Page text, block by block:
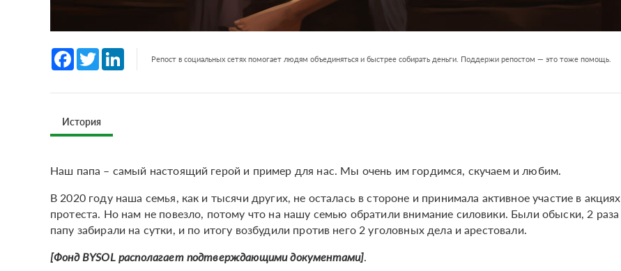
Facebook
Twitter LinkedInРепост в социальных сетях помогает людям объединяться и быстрее собирать деньги. Поддержи репостом — это тоже помощь.
История
Наш папа – самый настоящий герой и пример для нас. Мы очень им гордимся, скучаем и любим.
В 2020 году наша семья, как и тысячи других, не осталась в стороне и принимала активное участие в акциях
протеста. Но нам не повезло, потому что на нашу семью обратили внимание силовики. Были обыски, 2 раза
папу забирали на сутки, и по итогу возбудили против него 2 уголовных дела и арестовали.
[Фонд BYSOL располагает подтверждающими документами].